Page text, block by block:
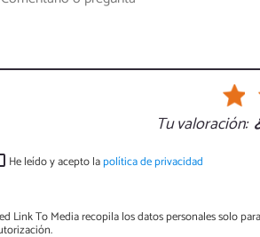
Tu valoración:
He leído y acepto lapolítica de privacidad
Link To Media recopila los datos personales solo